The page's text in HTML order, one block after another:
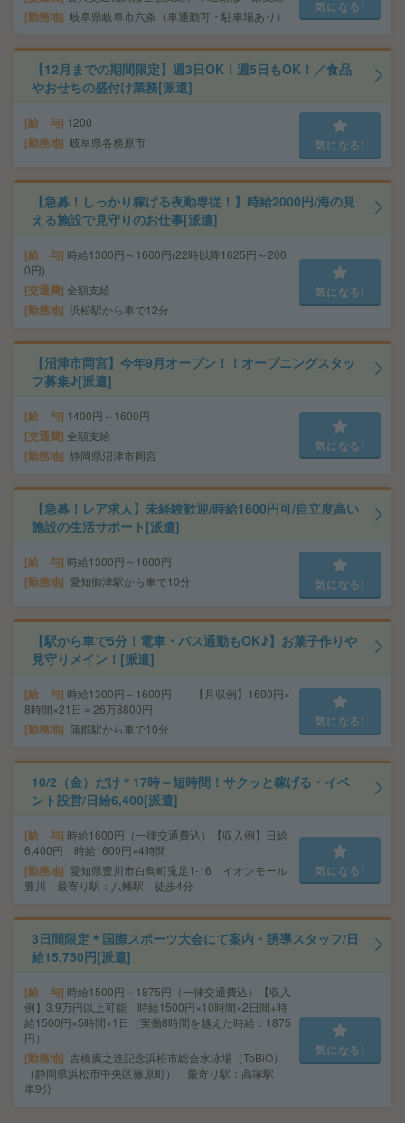
勤務地 岐阜県岐阜市六条（車通勤可・駐車場あり）
気になる!
【12月までの期間限定】週3日OK！週5日もOK！／食品
やおせちの盛付け業務[派遣]
給 与 1200
勤務地 岐阜県各務原市 気になる!
【急募！しっかり稼げる夜勤専従！】時給2000円/海の見
える施設で見守りのお仕事[派遣]
給 与 時給1300円～1600円(22時以降1625円～200
0円)
交通費 全額支給
勤務地 浜松駅から車で12分
気になる!
【沼津市岡宮】今年9月オープン！！オープニングスタッ
フ募集♪[派遣]
給 与 1400円～1600円
交通費 全額支給
勤務地 静岡県沼津市岡宮
気になる!
【急募！レア求人】未経験歓迎/時給1600円可/自立度高い
施設の生活サポート[派遣]
給 与 時給1300円～1600円
勤務地 愛知御津駅から車で10分 気になる!
【駅から車で5分！電車・バス通勤もOK♪】お菓子作りや
見守りメイン！[派遣]
給 与 時給1300円～1600円 【月収例】1600円×
8時間×21日＝26万8800円
勤務地 蒲郡駅から車で10分 気になる!
10/2（金）だけ＊17時～短時間！サクッと稼げる・イベ
ント設営/日給6,400[派遣]
給 与 時給1600円（一律交通費込）【収入例】日給
6,400円 時給1600円×4時間
勤務地 愛知県豊川市白鳥町兎足1-16 イオンモール
豊川 最寄り駅：八幡駅 徒歩4分
気になる!
3日間限定＊国際スポーツ大会にて案内・誘導スタッフ/日
給15,750円[派遣]
給 与 時給1500円～1875円（一律交通費込）【収入
例】3.9万円以上可能 時給1500円×10時間×2日間+時
給1500円×5時間×1日（実働8時間を越えた時給：1875
円）
勤務地
古橋廣之進記念浜松市総合水泳場（ToBiO）
（静岡県浜松市中央区篠原町） 最寄り駅：高塚駅
車9分
気になる!